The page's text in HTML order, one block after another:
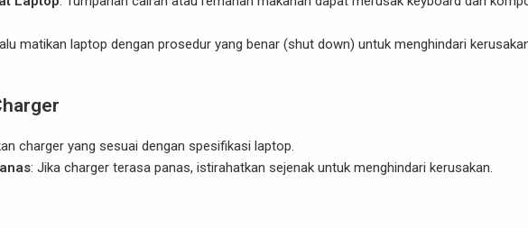
matikan laptop dengan prosedur yang benar (shut down) untuk menghindari
charger yang sesuai dengan spesifikasi laptop.
: Jika charger terasa panas, istirahatkan sejenak untuk menghindari kerusakan.